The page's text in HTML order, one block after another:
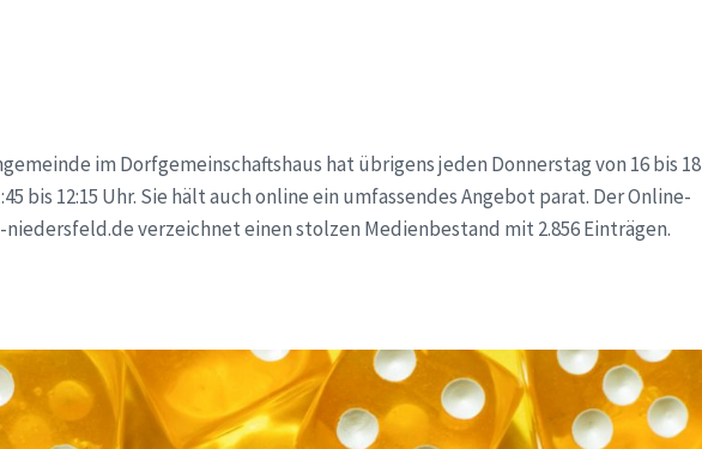
im Dorfgemeinschaftshaus hat übrigens jeden Donnerstag von 16 bis 18
bis 12:15 Uhr. Sie hält auch online ein umfassendes Angebot parat. Der Online-
verzeichnet einen stolzen Medienbestand mit 2.856 Einträgen.